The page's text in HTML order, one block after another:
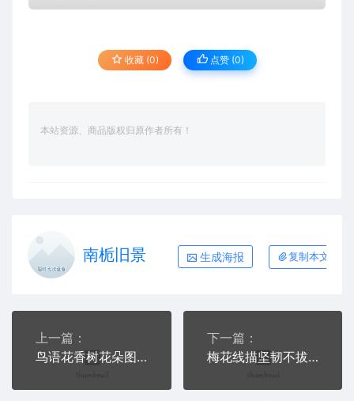
收藏 (0) 点赞 (0)
本站资源、商品版权归原作者所有！
南栀旧景 生成海报 复制本文链接
上一篇：
鸟语花香树花朵图案合集PLT格式激光打标文件通用矢量图
下一篇：
梅花线描坚韧不拔梅花香自苦寒来PLT格式激光打标文件通用矢量图